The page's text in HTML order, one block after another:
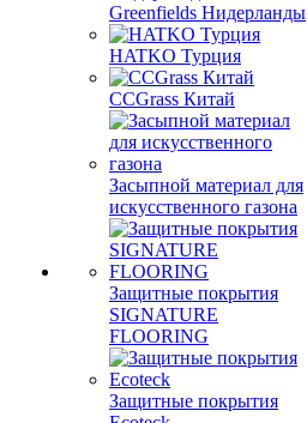
Greenfields Нидерланды
HATKO Турция
CCGrass Китай
Засыпной материал для
искусственного газона
Защитные покрытия
SIGNATURE
FLOORING
Защитные покрытия